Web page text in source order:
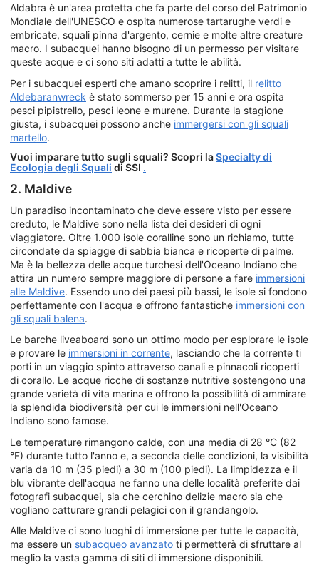
Aldabra è un'area protetta che fa parte del corso del Patrimonio
Mondiale dell'UNESCO e ospita numerose tartarughe verdi e
embricate, squali pinna d'argento, cernie e molte altre creature
macro. I subacquei hanno bisogno di un permesso per visitare
queste acque e ci sono siti adatti a tutte le abilità.
Per i subacquei esperti che amano scoprire i relitti, il relitto
Aldebaranwreck è stato sommerso per 15 anni e ora ospita
pesci pipistrello, pesci leone e murene. Durante la stagione
giusta, i subacquei possono anche immergersi con gli squali
martello.
Vuoi imparare tutto sugli squali? Scopri laSpecialty di
Ecologia degli Squali di SSI .
2. Maldive
Un paradiso incontaminato che deve essere visto per essere
creduto, le Maldive sono nella lista dei desideri di ogni
viaggiatore. Oltre 1.000 isole coralline sono un richiamo, tutte
circondate da spiagge di sabbia bianca e ricoperte di palme.
Ma è la bellezza delle acque turchesi dell'Oceano Indiano che
attira un numero sempre maggiore di persone a fare immersioni
alle Maldive. Essendo uno dei paesi più bassi, le isole si fondono
perfettamente con l'acqua e offrono fantastiche immersioni con
gli squali balena.
Le barche liveaboard sono un ottimo modo per esplorare le isole
e provare le immersioni in corrente, lasciando che la corrente ti
porti in un viaggio spinto attraverso canali e pinnacoli ricoperti
di corallo. Le acque ricche di sostanze nutritive sostengono una
grande varietà di vita marina e offrono la possibilità di ammirare
la splendida biodiversità per cui le immersioni nell'Oceano
Indiano sono famose.
Le temperature rimangono calde, con una media di 28 °C (82
°F) durante tutto l'anno e, a seconda delle condizioni, la visibilità
varia da 10 m (35 piedi) a 30 m (100 piedi). La limpidezza e il
blu vibrante dell'acqua ne fanno una delle località preferite dai
fotografi subacquei, sia che cerchino delizie macro sia che
vogliano catturare grandi pelagici con il grandangolo.
Alle Maldive ci sono luoghi di immersione per tutte le capacità,
ma essere un subacqueo avanzato ti permetterà di sfruttare al
meglio la vasta gamma di siti di immersione disponibili.